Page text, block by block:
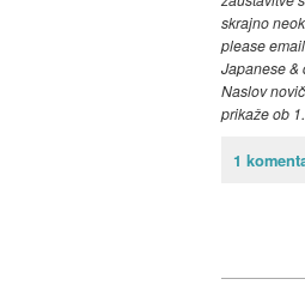
skrajno
please
Japanese &
Naslov
prikaže ob
1